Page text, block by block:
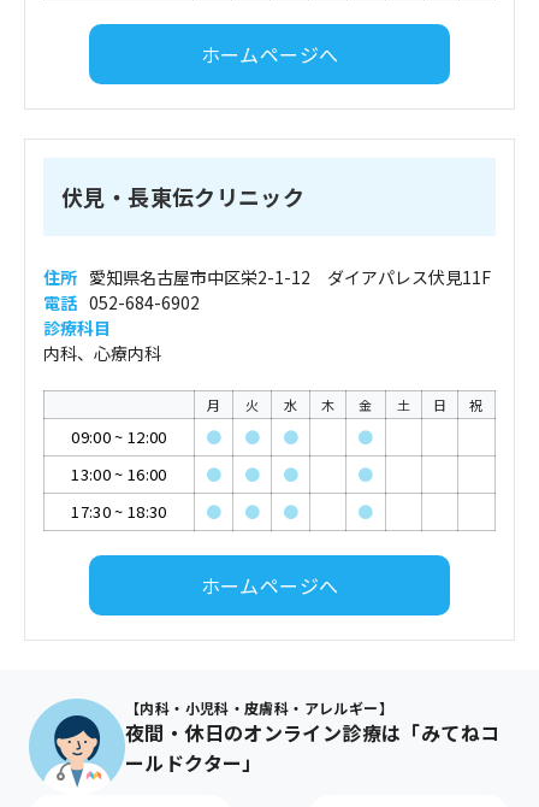
ホームページへ
伏見・長東伝クリニック
住所 愛知県名古屋市中区栄2-1-12 ダイアパレス伏見11F
電話 052-684-6902
診療科目
内科、心療内科
月 火 水 木 金 土 日 祝
09:00~ 12:00 ● ● ●
●
13:00~ 16:00 ● ● ●
●
17:30~ 18:30 ● ● ● ●
ホームページへ
【内科・小児科・皮膚科・アレルギー】
夜間・休日のオンライン診療は「みてねコ
ールドクター」